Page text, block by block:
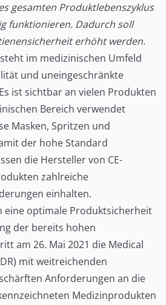
gesamten Produktlebenszyklus
funktionieren. Dadurch soll
erhöht werden.
im medizinischen Umfeld
und uneingeschränkte
ist sichtbar an vielen Produkten
Bereich verwendet
Masken, Spritzen und
der hohe Standard
die Hersteller von CE-
zahlreiche
einhalten.
eine optimale Produktsicherheit
der bereits hohen
am 26. Mai 2021 die Medical
mit weitreichenden
Anforderungen an die
Medizinprodukten